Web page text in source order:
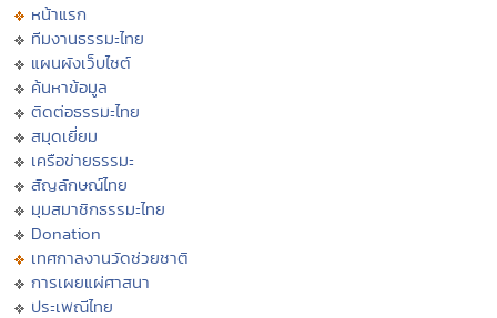
หน้าแรก
ทีมงานธรรมะไทย
แผนผังเว็บไซต์
ค้นหาข้อมูล
ติดต่อธรรมะไทย
สมุดเยี่ยม
เครือข่ายธรรมะ
สัญลักษณ์ไทย
มุมสมาชิกธรรมะไทย
Donation
เทศกาลงานวัดช่วยชาติ
การเผยแผ่ศาสนา
ประเพณีไทย